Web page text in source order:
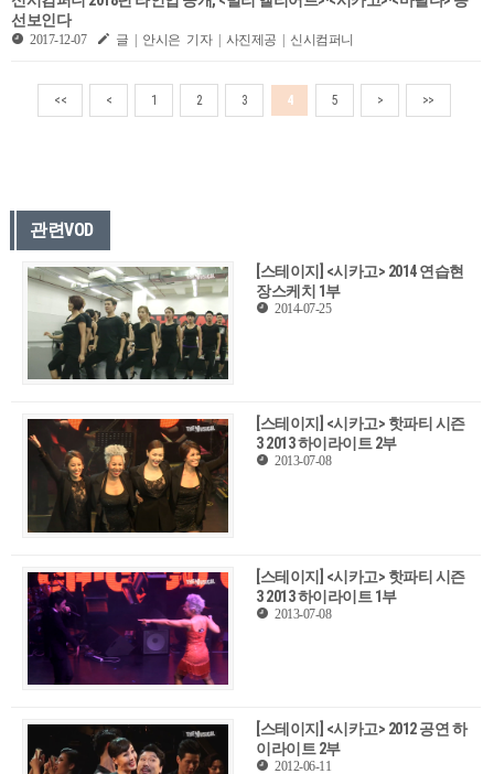
선보인다
2017-12-07 글 | 안시은 기자 | 사진제공 | 신시컴퍼니
<< < 1 2 3 4 5 > >>
관련VOD
[스테이지] <시카고> 2014 연습현
장스케치 1부
2014-07-25
[스테이지] <시카고> 핫파티 시즌
3 2013 하이라이트 2부
2013-07-08
[스테이지] <시카고> 핫파티 시즌
3 2013 하이라이트 1부
2013-07-08
[스테이지] <시카고> 2012 공연 하
이라이트 2부
2012-06-11